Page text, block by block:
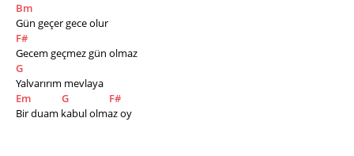
Bm
Gün geçer gece olur
F#
Gecem geçmez gün olmaz
G
Yalvarırım mevlaya
Em
G
F#
Bir duam kabul olmaz oy